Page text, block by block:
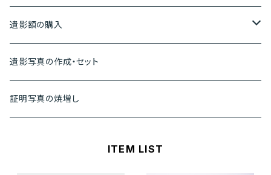
遺影額の購入
便利なセット・BOX
単品
遺影写真の作成・セット
証明写真の焼増し
ITEM LIST